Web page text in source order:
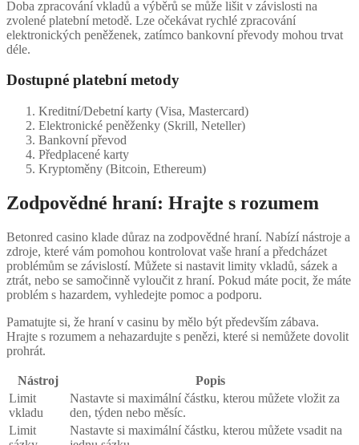
Doba zpracování vkladů a výběrů se může lišit v závislosti na
zvolené platební metodě. Lze očekávat rychlé zpracování
elektronických peněženek, zatímco bankovní převody mohou trvat
déle.
Dostupné platební metody
Kreditní/Debetní karty (Visa, Mastercard)
Elektronické peněženky (Skrill, Neteller)
Bankovní převod
Předplacené karty
Kryptoměny (Bitcoin, Ethereum)
Zodpovědné hraní: Hrajte s rozumem
Betonred casino klade důraz na zodpovědné hraní. Nabízí nástroje a
zdroje, které vám pomohou kontrolovat vaše hraní a předcházet
problémům se závislostí. Můžete si nastavit limity vkladů, sázek a
ztrát, nebo se samočinně vyloučit z hraní. Pokud máte pocit, že máte
problém s hazardem, vyhledejte pomoc a podporu.
Pamatujte si, že hraní v casinu by mělo být především zábava.
Hrajte s rozumem a nehazardujte s penězi, které si nemůžete dovolit
prohrát.
Nástroj
Popis
Limit
vkladu
Nastavte si maximální částku, kterou můžete vložit za
den, týden nebo měsíc.
Limit
Nastavte si maximální částku, kterou můžete vsadit na